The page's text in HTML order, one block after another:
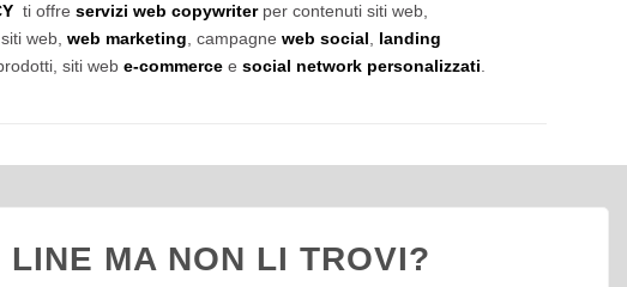
ti offre servizi web copywriterper contenuti siti web,
siti web, web marketing , campagne web social
landing
siti web e-commerce e social network personalizzati
MA NON LI TROVI?